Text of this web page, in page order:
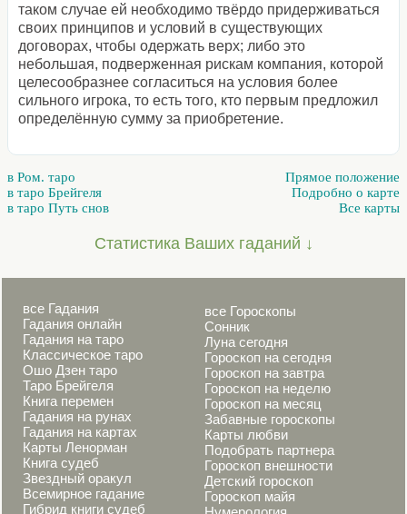
таком случае ей необходимо твёрдо придерживаться
своих принципов и условий в существующих
договорах, чтобы одержать верх; либо это
небольшая, подверженная рискам компания, которой
целесообразнее согласиться на условия более
сильного игрока, то есть того, кто первым предложил
определённую сумму за приобретение.
в Ром. таро
в таро Брейгеля
в таро Путь снов
Прямое положение
Подробно о карте
Все карты
Статистика Ваших гаданий ↓
все Гадания
Гадания онлайн
Гадания на таро
Классическое таро
Ошо Дзен таро
Таро Брейгеля
Книга перемен
Гадания на рунах
Гадания на картах
Карты Ленорман
Книга судеб
Звездный оракул
Всемирное гадание
Гибрид книги судеб
все Гороскопы
Сонник
Луна сегодня
Гороскоп на сегодня
Гороскоп на завтра
Гороскоп на неделю
Гороскоп на месяц
Забавные гороскопы
Карты любви
Подобрать партнера
Гороскоп внешности
Детский гороскоп
Гороскоп майя